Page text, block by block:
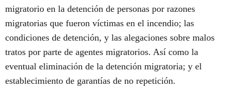
migratorio en la detención de personas por razones
migratorias que fueron víctimas en el incendio; las
condiciones de detención, y las alegaciones sobre malos
tratos por parte de agentes migratorios. Así como la
eventual eliminación de la detención migratoria; y el
establecimiento de garantías de no repetición.